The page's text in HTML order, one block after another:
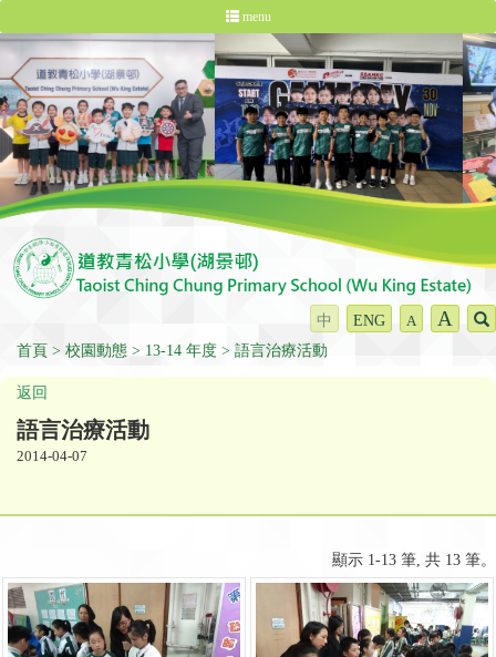
menu
中 ENG A A
首頁 校園動態 13-14 年度 語言治療活動
返回
語言治療活動
2014-04-07
顯示 1-13 筆, 共 13 筆。